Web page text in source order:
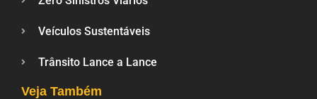
Veículos Sustentáveis
Trânsito Lance a Lance
Veja Também